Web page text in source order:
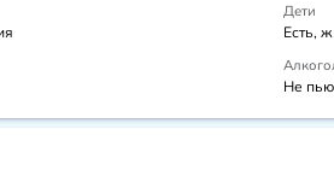
Дети
Есть,
Не пью